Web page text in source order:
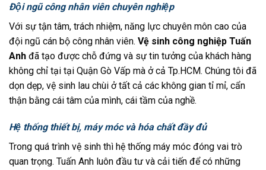
Đội ngũ công nhân viên chuyên nghiệp
Với sự tận tâm, trách nhiệm, năng lực chuyên môn cao của
đội ngũ cán bộ công nhân viên. Vệ sinh công nghiệp Tuấn
Anh đã tạo được chỗ đứng và sự tin tưởng của khách hàng
không chỉ tại tại Quận Gò Vấp mà ở cả Tp.HCM. Chúng tôi đã
dọn dẹp, vệ sinh lau chùi ở tất cả các không gian tỉ mỉ, cẩn
thận bằng cái tâm của mình, cái tầm của nghề.
Hệ thống thiết bị, máy móc và hóa chất đầy đủ
Trong quá trình vệ sinh thì hệ thống máy móc đóng vai trò
quan trọng. Tuấn Anh luôn đầu tư và cải tiến để có những